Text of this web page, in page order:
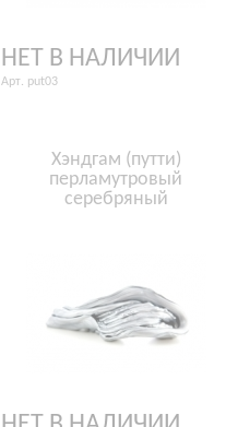
НЕТ В НАЛИЧИИ
Арт. put03
Хэндгам (путти)
перламутровый
серебряный